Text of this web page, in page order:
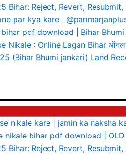
Bihar: Reject, Revert,
par kya kare |
bihar pdf download | Bihar
Nikale : Online Lagan Bihar
(Bihar Bhumi jankari) Land
nikale kare | jamin ka naksha
nikale bihar pdf download |
Bihar: Reject, Revert,